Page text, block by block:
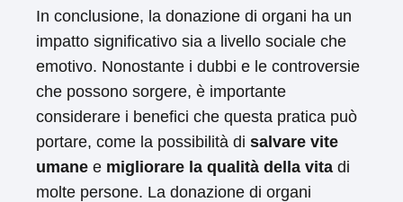
In conclusione, la donazione di organi ha un
impatto significativo sia a livello sociale che
emotivo. Nonostante i dubbi e le controversie
che possono sorgere, è importante
considerare i benefici che questa pratica può
portare, come la possibilità di salvare vite
umane e migliorare la qualità della vita di
molte persone. La donazione di organi